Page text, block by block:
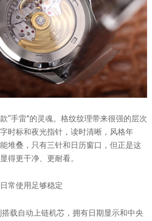
“手雷”的灵魂。格纹纹理带来很强的层次
时标和夜光指针，读时清晰，风格年
堆叠，只有三针和日历窗口，但正是这
得更干净、更耐看。
常使用足够稳定
载自动上链机芯，拥有日期显示和中央